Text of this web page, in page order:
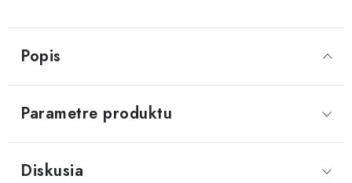
Popis
Parametre produktu
Diskusia